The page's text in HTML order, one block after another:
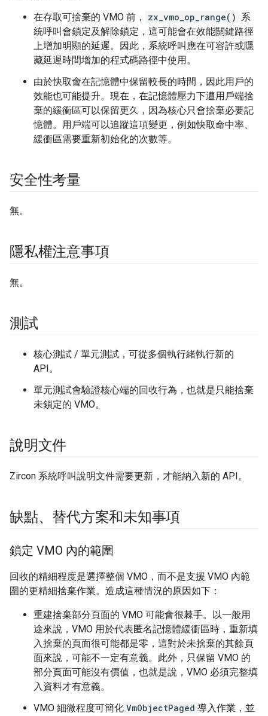
在存取可捨棄的 VMO 前， zx_vmo_op_range() 系
統呼叫會鎖定及解除鎖定，這可能會在效能關鍵路徑
上增加明顯的延遲。因此，系統呼叫應在可容許或隱
藏延遲時間增加的程式碼路徑中使用。
由於快取會在記憶體中保留較長的時間，因此用戶的
效能也可能提升。現在，在記憶體壓力下遭用戶端捨
棄的緩衝區可以保留更久，因為核心只會捨棄必要記
憶體。用戶端可以追蹤這項變更，例如快取命中率、
緩衝區需要重新初始化的次數等。
安全性考量
無。
隱私權注意事項
無。
測試
核心測試 / 單元測試，可從多個執行緒執行新的
API。
單元測試會驗證核心端的回收行為，也就是只能捨棄
未鎖定的 VMO。
說明文件
Zircon 系統呼叫說明文件需要更新，才能納入新的 API。
缺點、替代方案和未知事項
鎖定 VMO 內的範圍
回收的精細程度是選擇整個 VMO，而不是支援 VMO 內範
圍的更精細捨棄作業。造成這種情況的原因如下：
重建捨棄部分頁面的 VMO 可能會很棘手。以一般用
途來說，VMO 用於代表匿名記憶體緩衝區時，重新填
入捨棄的頁面很可能都是零，這對於未捨棄的其餘頁
面來說，可能不一定有意義。此外，只保留 VMO 的
部分頁面可能沒有價值，也就是說，VMO 必須完整填
入資料才有意義。
VMO 細微程度可簡化 VmObjectPaged 導入作業，並